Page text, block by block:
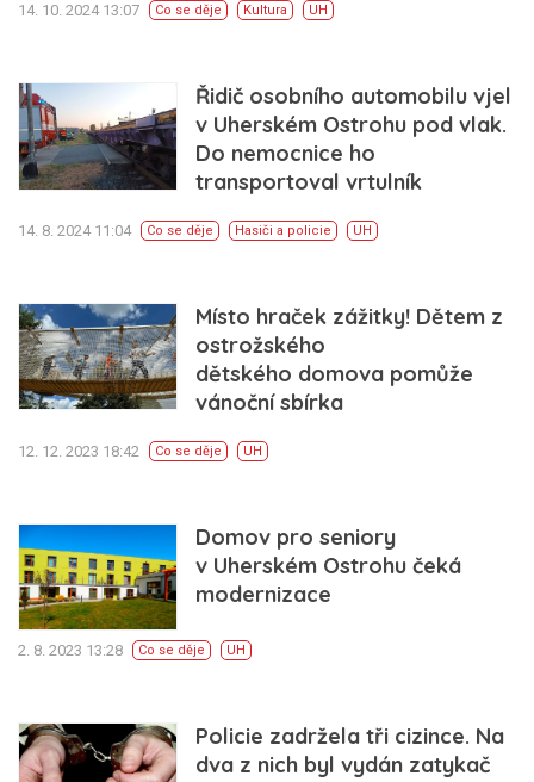
14. 10. 2024 13:07 Co se děje Kultura UH
Řidič osobního automobilu vjel
v Uherském Ostrohu pod vlak.
Do nemocnice ho
transportoval vrtulník
14. 8. 2024 11:04 Co se děje Hasiči a policie UH
Místo hraček zážitky! Dětem z
ostrožského
dětského domova pomůže
vánoční sbírka
12. 12. 2023 18:42 Co se děje UH
Domov pro seniory
v Uherském Ostrohu čeká
modernizace
2. 8. 2023 13:28 Co se děje UH
Policie zadržela tři cizince. Na
dva z nich byl vydán zatykač